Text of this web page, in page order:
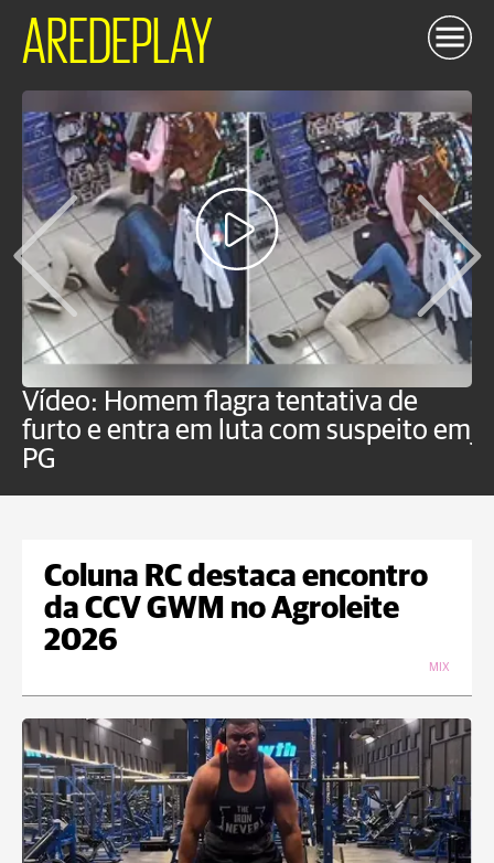
AREDEPLAY
Vídeo: Homem flagra tentativa de
furto e entra em luta com suspeito em
PG
Coluna RC destaca encontro
da CCV GWM no Agroleite
2026
MIX